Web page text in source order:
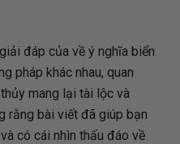
đáp của về ý nghĩa biển
pháp khác nhau, quan
mang lại tài lộc và
rằng bài viết đã giúp bạn
có cái nhìn thấu đáo về